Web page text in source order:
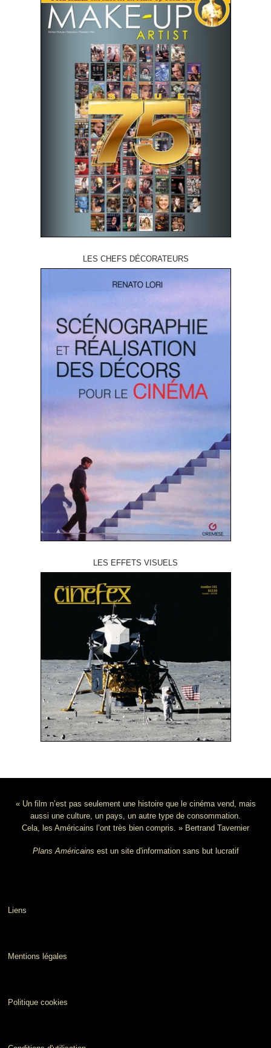
LES CHEFS DÉCORATEURS
LES EFFETS VISUELS
« Un film n’est pas seulement une histoire que le cinéma vend, mais
aussi une culture, un pays, un autre type de consommation.
Cela, les Américains l’ont très bien compris. » Bertrand Tavernier
Plans Américains est un site d'information sans but lucratif
Liens
Mentions légales
Politique cookies